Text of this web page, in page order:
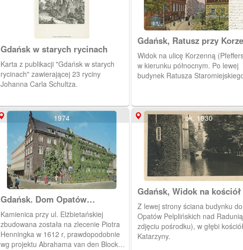
Gdańsk w starych rycinach
Karta z publikacji "Gdańsk w starych
rycinach" zawierającej 23 ryciny
Johanna Carla Schultza.
Gdańsk, Ratusz przy
Widok na ulicę Korzenną
w kierunku północnym. Po lewej
budynek Ratusza
1974
Gdańsk. Dom Opatów
Pelplińskich
Kamienica przy ul. Elżbietańskiej
zbudowana została na zlecenie Piotra
Henningka w 1612 r, prawdopodobnie
wg projektu Abrahama van den Blocka.
ok. 1930
Gdańsk, Widok na kościół
Katarzyny
Z lewej strony ściana budynku
Opatów Pelplińskich nad
zdjęciu pośrodku), w głębi
Katarzyny.